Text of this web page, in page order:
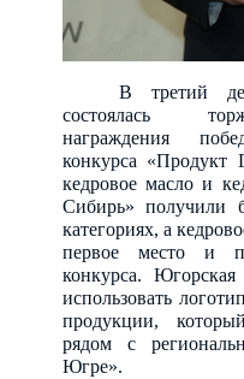
В третий
состоялась
награждения
конкурса «Продукт
кедровое масло и
Сибирь» получили
категориях, а
первое место и
конкурса.
использовать
продукции,
рядом с
Югре».